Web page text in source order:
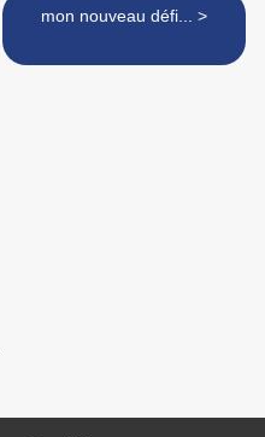
mon nouveau défi... >